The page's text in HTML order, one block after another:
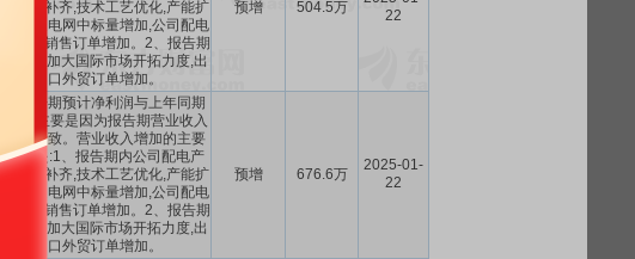
品品种补齐,技术工艺优化,产能扩
大,加之电网中标量增加,公司配电
产品的销售订单增加。2、报告期
内公司加大国际市场开拓力度,出
口外贸订单增加。
预增 504.5万
22
本报告期预计净利润与上年同期
上升,主要是因为报告期营业收入
增加所致。营业收入增加的主要
原因是:1、报告期内公司配电产
品品种补齐,技术工艺优化,产能扩
大,加之电网中标量增加,公司配电
产品的销售订单增加。2、报告期
内公司加大国际市场开拓力度,出
口外贸订单增加。
预增 676.6万
2025-01-
22